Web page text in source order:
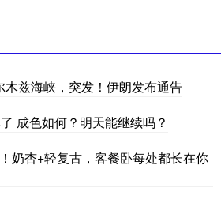
兹海峡，突发！伊朗发布通告
成色如何？明天能继续吗？
奶杏+轻复古，客餐卧每处都长在你